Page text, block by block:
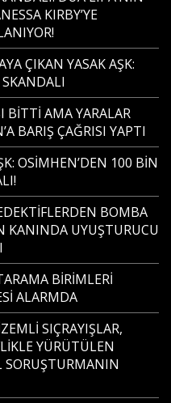
KIRBY’YE
ÇIKAN YASAK AŞK:
SKANDALI
BİTTİ AMA YARALAR
BARIŞ ÇAĞRISI YAPTI
OSİMHEN’DEN 100 BİN
BOMBA
KANINDA UYUŞTURUCU
BİRİMLERİ
ALARMDA
SIÇRAYIŞLAR,
YÜRÜTÜLEN
SORUŞTURMANIN